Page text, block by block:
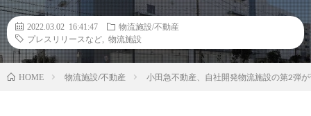
2022.03.02 16:41:47
物流施設/不動産
プレスリリースなど
物流施設
HOME 物流施設/不動産 小田急不動産、自社開発物流施設の第2弾